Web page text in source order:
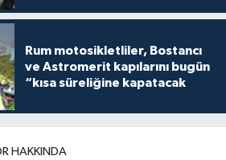
Rum motosikletliler, Bostancı
ve Astromerit kapılarını bugün
“kısa süreliğine kapatacak
HAKKINDA